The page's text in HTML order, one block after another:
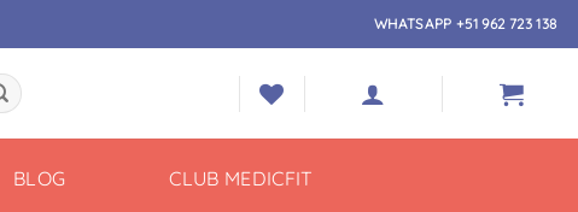
WHATSAPP +51 962 723 138
BLOG CLUB MEDICFIT